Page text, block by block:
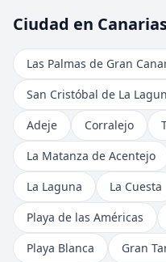
Ciudad en
Las Palmas de Gran
San Cristóbal de La
Adeje
Corralejo
La Matanza de Acentejo
La Laguna
La Cuesta
Playa de las Américas
Playa Blanca
Gran